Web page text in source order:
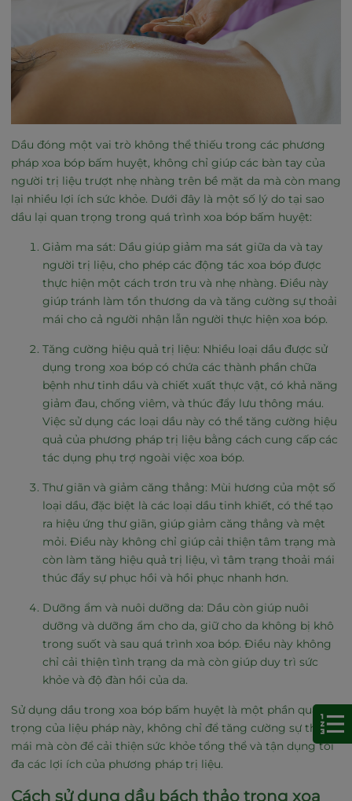
Dầu đóng một vai trò không thể thiếu trong các phương
pháp xoa bóp bấm huyệt, không chỉ giúp các bàn tay của
người trị liệu trượt nhẹ nhàng trên bề mặt da mà còn mang
lại nhiều lợi ích sức khỏe. Dưới đây là một số lý do tại sao
dầu lại quan trọng trong quá trình xoa bóp bấm huyệt:
Giảm ma sát: Dầu giúp giảm ma sát giữa da và tay
người trị liệu, cho phép các động tác xoa bóp được
thực hiện một cách trơn tru và nhẹ nhàng. Điều này
giúp tránh làm tổn thương da và tăng cường sự thoải
mái cho cả người nhận lẫn người thực hiện xoa bóp.
Tăng cường hiệu quả trị liệu: Nhiều loại dầu được sử
dụng trong xoa bóp có chứa các thành phần chữa
bệnh như tinh dầu và chiết xuất thực vật, có khả năng
giảm đau, chống viêm, và thúc đẩy lưu thông máu.
Việc sử dụng các loại dầu này có thể tăng cường hiệu
quả của phương pháp trị liệu bằng cách cung cấp các
tác dụng phụ trợ ngoài việc xoa bóp.
Thư giãn và giảm căng thẳng: Mùi hương của một số
loại dầu, đặc biệt là các loại dầu tinh khiết, có thể tạo
ra hiệu ứng thư giãn, giúp giảm căng thẳng và mệt
mỏi. Điều này không chỉ giúp cải thiện tâm trạng mà
còn làm tăng hiệu quả trị liệu, vì tâm trạng thoải mái
thúc đẩy sự phục hồi và hồi phục nhanh hơn.
Dưỡng ẩm và nuôi dưỡng da: Dầu còn giúp nuôi
dưỡng và dưỡng ẩm cho da, giữ cho da không bị khô
trong suốt và sau quá trình xoa bóp. Điều này không
chỉ cải thiện tình trạng da mà còn giúp duy trì sức
khỏe và độ đàn hồi của da.
Sử dụng dầu trong xoa bóp bấm huyệt là một phần quan
trọng của liệu pháp này, không chỉ để tăng cường sự thoải
mái mà còn để cải thiện sức khỏe tổng thể và tận dụng tối
đa các lợi ích của phương pháp trị liệu.
Cách sử dụng dầu bách thảo trong xoa